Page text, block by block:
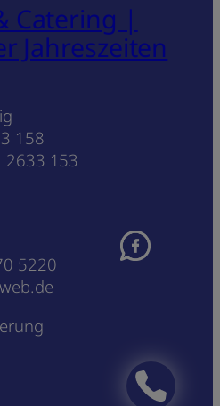
Catering |
Jahreszeiten
158
2633 153
5220